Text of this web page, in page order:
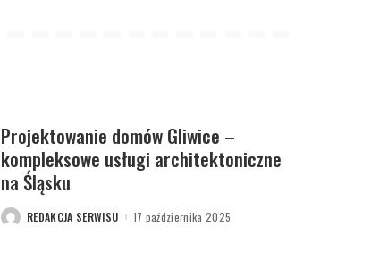
Projektowanie domów Gliwice –
kompleksowe usługi architektoniczne
na Śląsku
POSTEDREDAKCJA SERWISU 17 października 2025